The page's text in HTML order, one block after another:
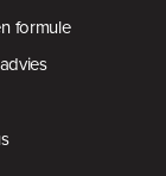
formule